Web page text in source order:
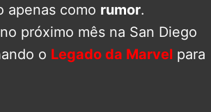
apenas como rumor.
próximo mês na San Diego
o Legado da Marvel para